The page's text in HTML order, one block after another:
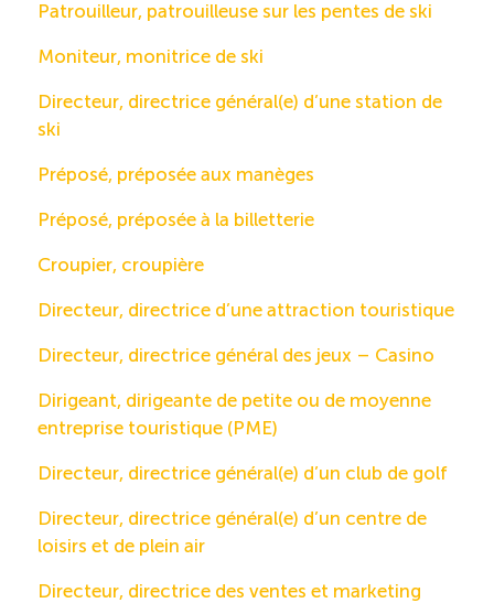
Patrouilleur, patrouilleuse sur les pentes de ski
Moniteur, monitrice de ski
Directeur, directrice général(e) d’une station de
ski
Préposé, préposée aux manèges
Préposé, préposée à la billetterie
Croupier, croupière
Directeur, directrice d’une attraction touristique
Directeur, directrice général des jeux – Casino
Dirigeant, dirigeante de petite ou de moyenne
entreprise touristique (PME)
Directeur, directrice général(e) d’un club de golf
Directeur, directrice général(e) d’un centre de
loisirs et de plein air
Directeur, directrice des ventes et marketing